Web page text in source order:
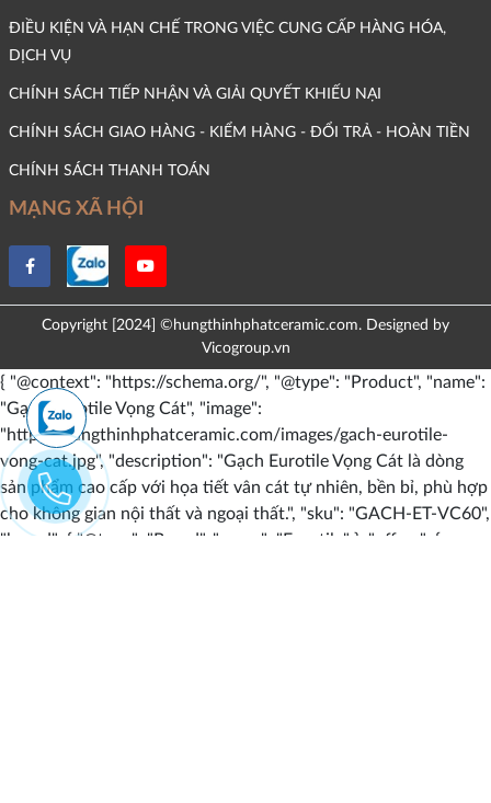
ĐIỀU KIỆN VÀ HẠN CHẾ TRONG VIỆC CUNG CẤP HÀNG HÓA,
DỊCH VỤ
CHÍNH SÁCH TIẾP NHẬN VÀ GIẢI QUYẾT KHIẾU NẠI
CHÍNH SÁCH GIAO HÀNG - KIỂM HÀNG - ĐỔI TRẢ - HOÀN TIỀN
CHÍNH SÁCH THANH TOÁN
MẠNG XÃ HỘI
Copyright [2024] ©hungthinhphatceramic.com. Designed by
Vicogroup.vn
{ "@context": "https://schema.org/", "@type": "Product", "name":
"Gạch Eurotile Vọng Cát", "image":
"https://hungthinhphatceramic.com/images/gach-eurotile-
vong-cat.jpg", "description": "Gạch Eurotile Vọng Cát là dòng
sản phẩm cao cấp với họa tiết vân cát tự nhiên, bền bỉ, phù hợp
cho không gian nội thất và ngoại thất.", "sku": "GACH-ET-VC60",
"brand": { "@type": "Brand", "name": "Eurotile" }, "offers": {